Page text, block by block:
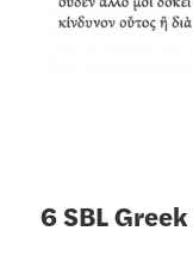
6 SBL